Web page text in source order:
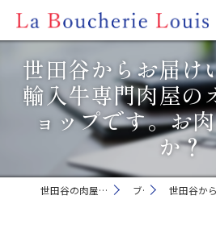
世田谷からお届け
輸入牛専門肉屋の
ョップです。お
か？
世田谷の肉屋ならLa Boucherie Louis ブログ 世田谷からお届けいたし